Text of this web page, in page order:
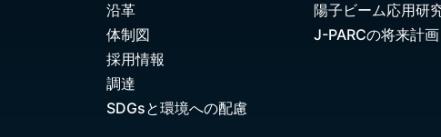
沿革
体制図
採用情報
調達
SDGsと環境への配慮
陽子ビーム応用研
J-PARCの将来計画